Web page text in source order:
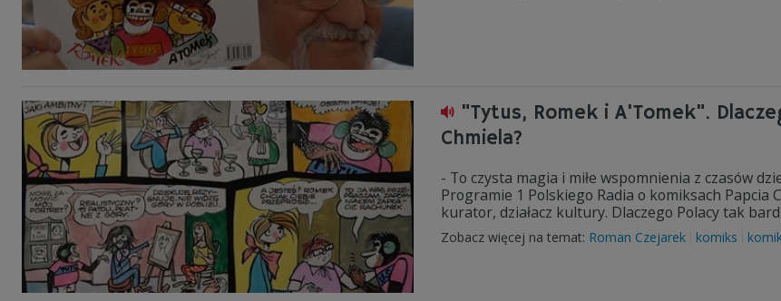
"Tytus, Romek i A'Tomek".
Chmiela?
- To czysta magia i miłe wspomnienia z czasów
Programie 1 Polskiego Radia o komiksach Papcia
kurator, działacz kultury. Dlaczego Polacy tak
Zobacz więcej na temat: Roman Czejarek komiks